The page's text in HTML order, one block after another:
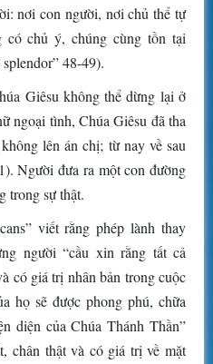
nơi con người, nơi chủ thể tự
có chủ ý, chúng cùng tồn tại
48-49).
Giêsu không thể dừng lại ở
ngoại tình, Chúa Giêsu đã tha
lên án chị; từ nay về sau
Người đưa ra một con đường
trong sự thật.
viết rằng phép lành thay
người “cầu xin rằng tất cả
có giá trị nhân bản trong cuộc
họ sẽ được phong phú, chữa
diện của Chúa Thánh Thần”
chân thật và có giá trị về mặt